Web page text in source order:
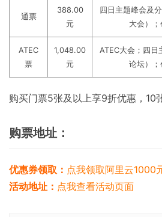
通票
388.00
元
四日主题峰会及
大会）
ATEC
票
1,048.00
元
ATEC大会；四日
论坛）
购买门票5张及以上享9折优惠，10
购票地址：
优惠券领取： 点我领取阿里云1000
活动地址： 点我查看活动页面